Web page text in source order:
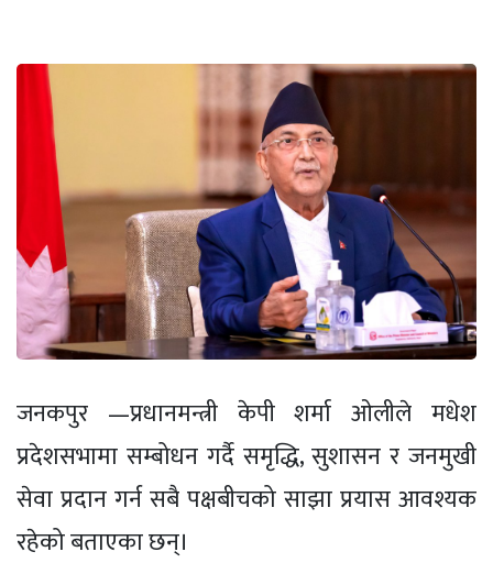
जनकपुर —प्रधानमन्त्री केपी शर्मा ओलीले मधेश
प्रदेशसभामा सम्बोधन गर्दै समृद्धि, सुशासन र जनमुखी
सेवा प्रदान गर्न सबै पक्षबीचको साझा प्रयास आवश्यक
रहेको बताएका छन्।